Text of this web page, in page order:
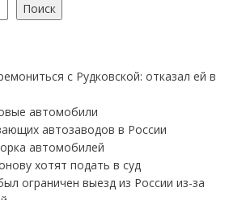
Поиск
с Рудковской: отказал ей в
автомобили
автозаводов в России
автомобилей
хотят подать в суд
ограничен выезд из России из-за